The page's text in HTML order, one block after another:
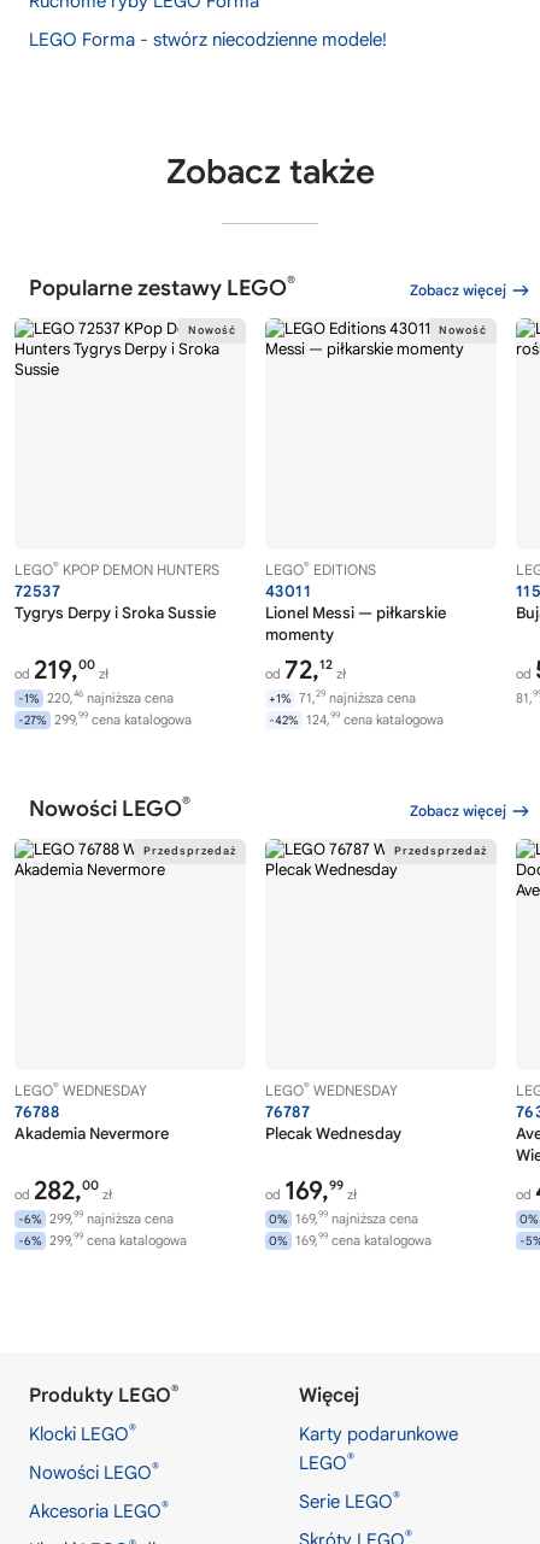
LEGO Forma - stwórz niecodzienne modele!
Zobacz także
Popularne zestawy LEGO® Zobacz więcej
LEGO® KPOP DEMON HUNTERS
72537
Tygrys Derpy i Sroka Sussie
od 219,00
zł
-1% 220,46 najniższa cena
-27% 299,99 cena katalogowa
LEGO® EDITIONS
43011
Lionel Messi — piłkarskie
momenty
od 72,12
zł
+1% 71,29 najniższa cena
-42% 124,99 cena katalogowa
od
81,
Nowości LEGO® Zobacz więcej
LEGO® WEDNESDAY
76788
Akademia Nevermore
od 282,00
zł
-6% 299,99 najniższa cena
-6% 299,99 cena katalogowa
LEGO® WEDNESDAY
76787
Plecak Wednesday
od 169,99
zł
0% 169,99 najniższa cena
0% 169,99 cena katalogowa
od
0%
-
Produkty LEGO®
Klocki LEGO®
Nowości LEGO®
Akcesoria LEGO®
Więcej
Karty podarunkowe
LEGO®
Serie LEGO®
®